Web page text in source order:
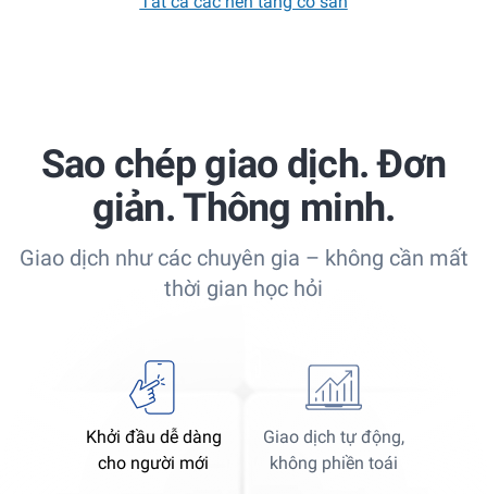
Sao chép giao dịch. Đơn
giản. Thông minh.
Giao dịch như các chuyên gia – không cần mất
thời gian học hỏi
Khởi đầu dễ dàng
cho người mới
Giao dịch tự động,
không phiền toái